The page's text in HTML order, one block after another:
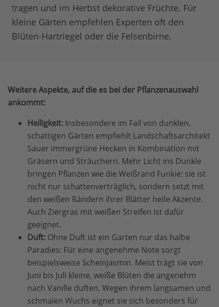
tragen und im Herbst dekorative Früchte. Für
kleine Gärten empfehlen Experten oft den
Blüten-Hartriegel oder die Felsenbirne.
Weitere Aspekte, auf die es bei der Pflanzenauswahl
ankommt:
Helligkeit: Insbesondere im Fall von dunklen,
schattigen Gärten empfiehlt Landschaftsarchitekt
Sauer immergrüne Hecken in Kombination mit
Gräsern und Sträuchern. Mehr Licht ins Dunkle
bringen Pflanzen wie die Weißrand Funkie: sie ist
nicht nur schattenverträglich, sondern setzt mit
den weißen Rändern ihrer Blätter helle Akzente.
Auch Ziergras mit weißen Streifen ist dafür
geeignet.
Duft: Ohne Duft ist ein Garten nur das halbe
Paradies: Für eine angenehme Note sorgt
beispielsweise Scheinjasmin. Meist trägt sie von
Juni bis Juli kleine, weiße Blüten die angenehm
nach Vanille duften. Wegen ihrem langsamen und
schmalen Wuchs eignet sie sich besonders für